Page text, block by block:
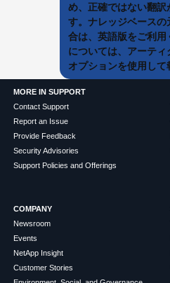
め、正確ではない翻
す。ナレッジベース
合は、英語版をご利
については、アーテ
オプションを使用して
MORE IN SUPPORT
Contact Support
Report an Issue
Provide Feedback
Security Advisories
Support Policies and Offerings
COMPANY
Newsroom
Events
NetApp Insight
Customer Stories